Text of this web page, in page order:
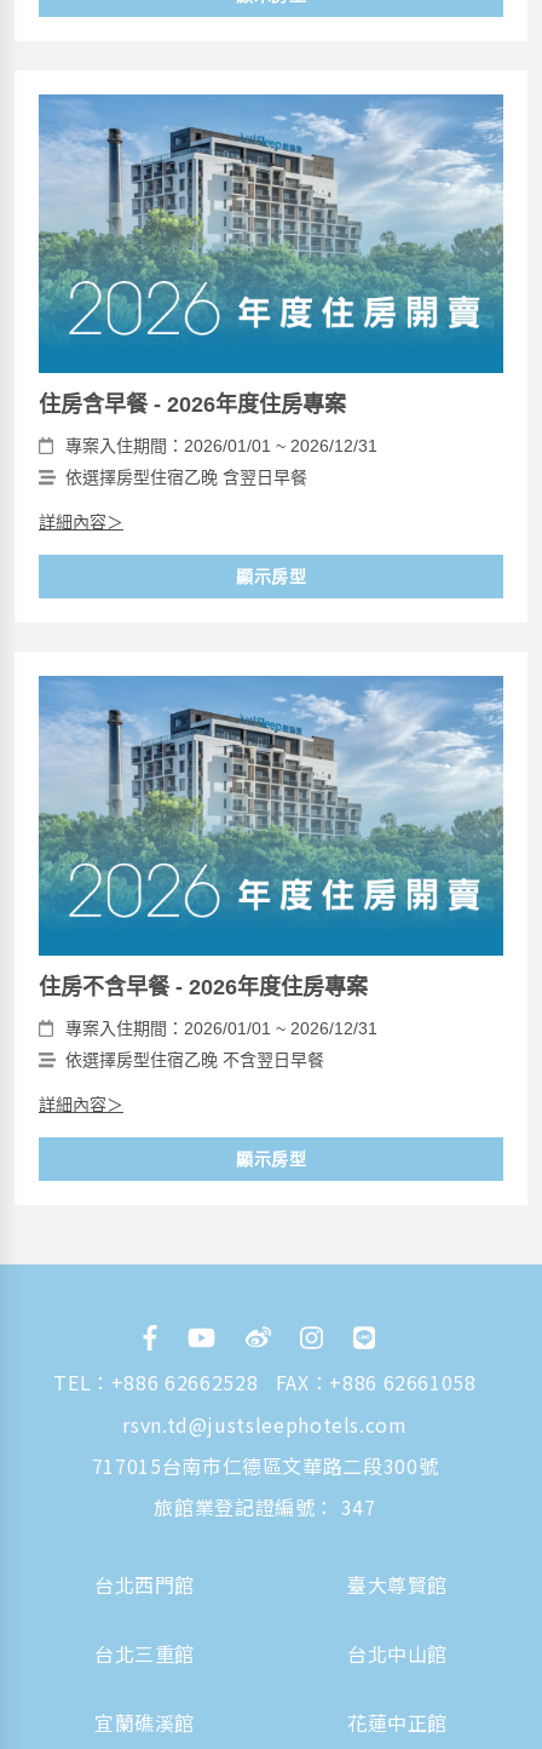
住房含早餐 - 2026年度住房專案
專案入住期間：2026/01/01 ~ 2026/12/31
依選擇房型住宿乙晚 含翌日早餐
詳細內容＞
顯示房型
住房不含早餐 - 2026年度住房專案
專案入住期間：2026/01/01 ~ 2026/12/31
依選擇房型住宿乙晚 不含翌日早餐
詳細內容＞
顯示房型
TEL： +886 62662528
FAX：+886 62661058
rsvn.td@justsleephotels.com
717015台南市仁德區文華路二段300號
旅館業登記證編號： 347
台北西門館 臺大尊賢館
台北三重館 台北中山館
宜蘭礁溪館 花蓮中正館